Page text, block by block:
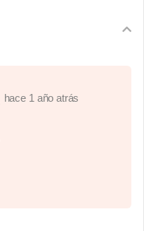
1 año atrás